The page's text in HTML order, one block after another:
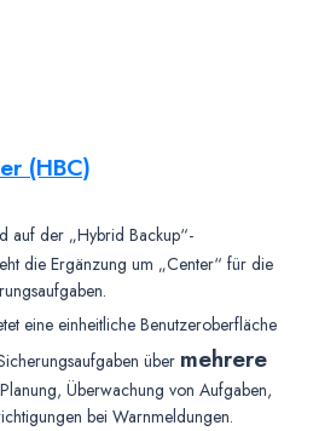
(HBC)
auf der „Hybrid Backup“-
die Ergänzung um „Center“ für die
eine einheitliche Benutzeroberfläche
über mehrere
Überwachung von Aufgaben,
bei Warnmeldungen.